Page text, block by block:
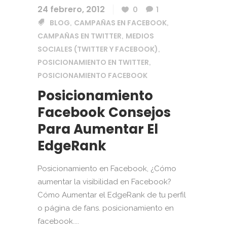
24 febrero, 2012 0
1
BLOG, CAMPAÑAS EN FACEBOOK,
CAMPAÑAS EN TWITTER, MEDIOS
SOCIALES (TWITTER Y FACEBOOK),
POSICIONAMIENTO EN TWITTER,
POSICIONAMIENTO FACEBOOK
Posicionamiento
Facebook Consejos
Para Aumentar El
EdgeRank
Posicionamiento en Facebook, ¿Cómo
aumentar la visibilidad en Facebook?
Cómo Aumentar el EdgeRank de tu perfil
o página de fans. posicionamiento en
facebook....